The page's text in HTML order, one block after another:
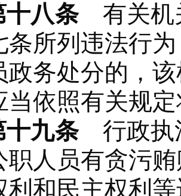
十八条有关机
条所列违法行
政务处分的，
当依照有关规
十九条行政执
职人员有贪污
利和民主权利